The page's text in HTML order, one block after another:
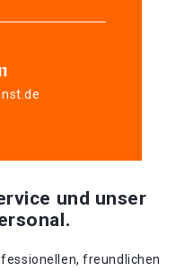
und unser
freundlichen